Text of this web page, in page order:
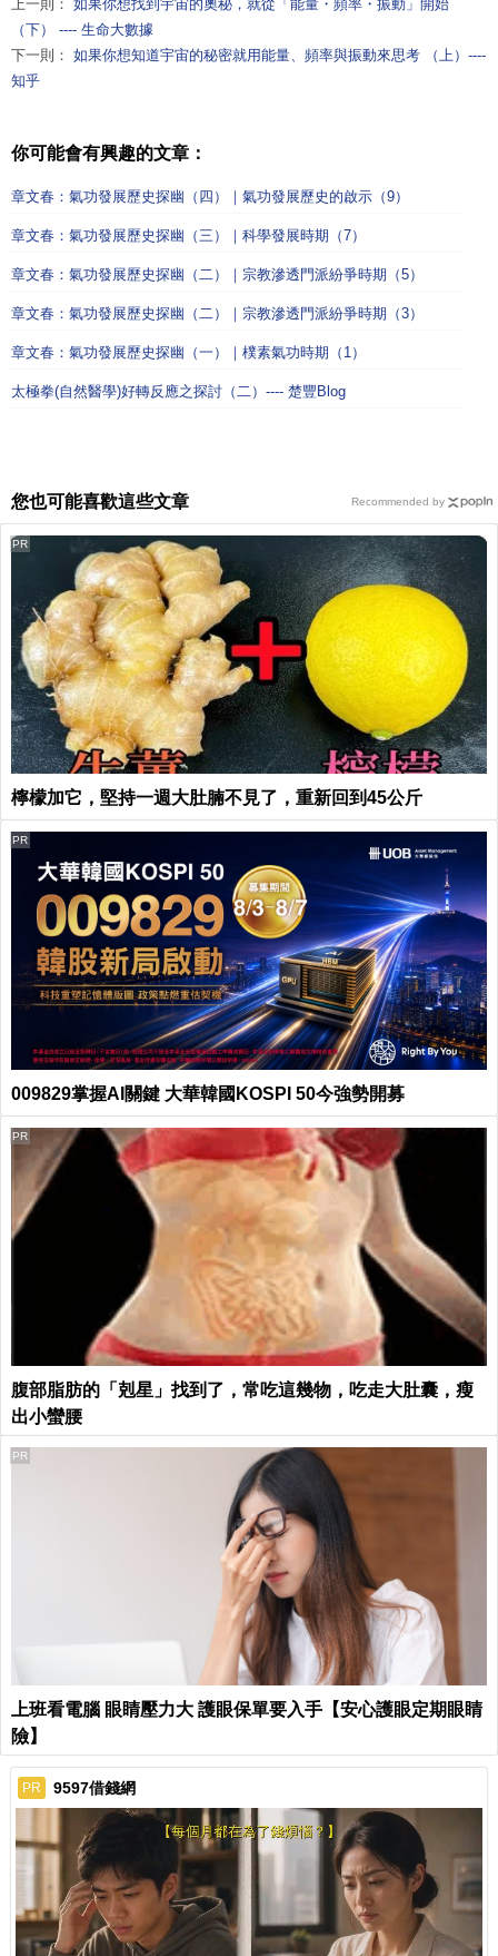
上一則： 如果你想找到宇宙的奧秘，就從「能量・頻率・振動」開始
（下） ---- 生命大數據
下一則： 如果你想知道宇宙的秘密就用能量、頻率與振動來思考 （上）----
知乎
你可能會有興趣的文章：
章文春：氣功發展歷史探幽（四）｜氣功發展歷史的啟示（9）
章文春：氣功發展歷史探幽（三）｜科學發展時期（7）
章文春：氣功發展歷史探幽（二）｜宗教滲透門派紛爭時期（5）
章文春：氣功發展歷史探幽（二）｜宗教滲透門派紛爭時期（3）
章文春：氣功發展歷史探幽（一）｜樸素氣功時期（1）
太極拳(自然醫學)好轉反應之探討（二）---- 楚豐Blog
您也可能喜歡這些文章
檸檬加它，堅持一週大肚腩不見了，重新回到45公斤
PR
009829掌握AI關鍵 大華韓國KOSPI 50今強勢開募
PR
腹部脂肪的「剋星」找到了，常吃這幾物，吃走大肚囊，瘦
出小蠻腰
PR
上班看電腦 眼睛壓力大 護眼保單要入手【安心護眼定期眼睛
險】
PR
PR 9597借錢網
Recommended by